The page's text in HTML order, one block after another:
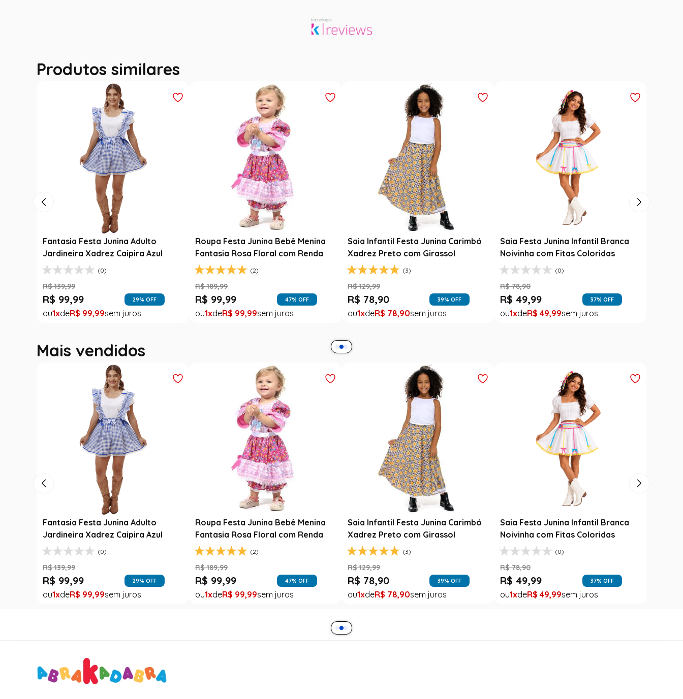
Produtos similares
Fantasia Festa Junina Adulto
Jardineira Xadrez Caipira Azul
(0)
R$ 139,99
R$ 99,99 29% OFF
1 R$ 99,99
Roupa Festa Junina Bebê Menina
Fantasia Rosa Floral com Renda
(2)
R$ 189,99
R$ 99,99 47% OFF
1 R$ 99,99
Saia Infantil Festa Junina Carimbó
Xadrez Preto com Girassol
(3)
R$ 129,99
R$ 78,90 39% OFF
1 R$ 78,90
Saia Festa Junina Infantil Branca
Noivinha com Fitas Coloridas
(0)
R$ 78,90
R$ 49,99 37% OFF
1 R$ 49,99
Mais vendidos
Fantasia Festa Junina Adulto
Jardineira Xadrez Caipira Azul
(0)
R$ 139,99
R$ 99,99 29% OFF
1 R$ 99,99
Roupa Festa Junina Bebê Menina
Fantasia Rosa Floral com Renda
(2)
R$ 189,99
R$ 99,99 47% OFF
1 R$ 99,99
Saia Infantil Festa Junina Carimbó
Xadrez Preto com Girassol
(3)
R$ 129,99
R$ 78,90 39% OFF
1 R$ 78,90
Saia Festa Junina Infantil Branca
Noivinha com Fitas Coloridas
(0)
R$ 78,90
R$ 49,99 37% OFF
1 R$ 49,99